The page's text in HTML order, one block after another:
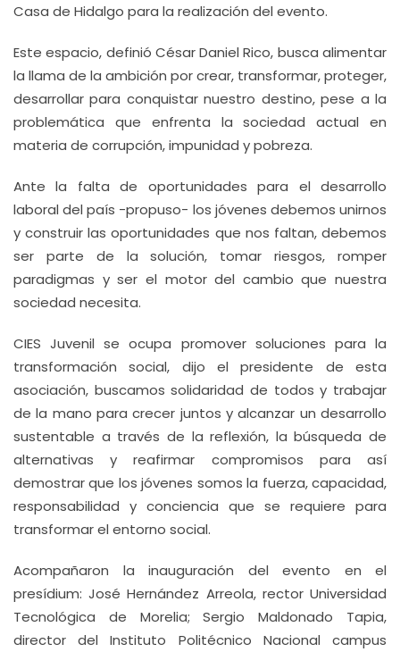
Casa de Hidalgo para la realización del evento.
Este espacio, definió César Daniel Rico, busca alimentar
la llama de la ambición por crear, transformar, proteger,
desarrollar para conquistar nuestro destino, pese a la
problemática que enfrenta la sociedad actual en
materia de corrupción, impunidad y pobreza.
Ante la falta de oportunidades para el desarrollo
laboral del país -propuso- los jóvenes debemos unirnos
y construir las oportunidades que nos faltan, debemos
ser parte de la solución, tomar riesgos, romper
paradigmas y ser el motor del cambio que nuestra
sociedad necesita.
CIES Juvenil se ocupa promover soluciones para la
transformación social, dijo el presidente de esta
asociación, buscamos solidaridad de todos y trabajar
de la mano para crecer juntos y alcanzar un desarrollo
sustentable a través de la reflexión, la búsqueda de
alternativas y reafirmar compromisos para así
demostrar que los jóvenes somos la fuerza, capacidad,
responsabilidad y conciencia que se requiere para
transformar el entorno social.
Acompañaron la inauguración del evento en el
presídium: José Hernández Arreola, rector Universidad
Tecnológica de Morelia; Sergio Maldonado Tapia,
director del Instituto Politécnico Nacional campus